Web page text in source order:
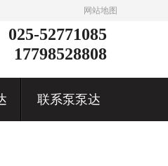
网站地图
025-52771085
17798528808
联系泵泵达